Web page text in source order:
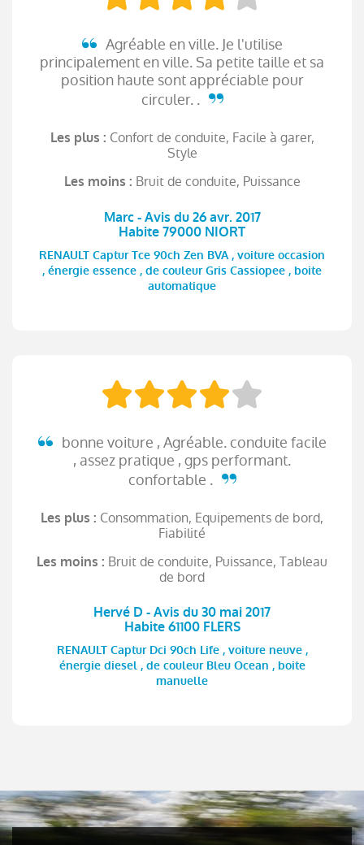
Agréable en ville. Je l'utilise
principalement en ville. Sa petite taille et sa
position haute sont appréciable pour
circuler. .
Les plus : Confort de conduite, Facile à garer,
Style
Les moins : Bruit de conduite, Puissance
Marc - Avis du 26 avr. 2017
Habite 79000 NIORT
RENAULT Captur Tce 90ch Zen BVA , voiture occasion
, énergie essence , de couleur Gris Cassiopee , boite
automatique
bonne voiture , Agréable. conduite facile
, assez pratique , gps performant.
confortable .
Les plus : Consommation, Equipements de bord,
Fiabilité
Les moins : Bruit de conduite, Puissance, Tableau
de bord
Hervé D - Avis du 30 mai 2017
Habite 61100 FLERS
RENAULT Captur Dci 90ch Life , voiture neuve ,
énergie diesel , de couleur Bleu Ocean , boite
manuelle